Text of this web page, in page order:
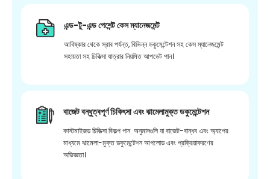
এন্ড-টু-এন্ড পেশেন্ট কেস ম্যানেজমেন্ট
আবিষ্কার থেকে স্রাব পর্যন্ত, বিভিন্ন ডকুমেন্টেশন সহ কেস ম্যানেজমেন্ট
সহায়তা সহ চিকিত্সা যাত্রার নিয়মিত আপডেট পান।
বাজেট বন্ধুত্বপূর্ণ চিকিৎসা এবং ঝামেলামুক্ত ডকুমেন্টেশন
কাস্টমাইজড চিকিত্সা বিকল্প পান. অনুমানগুলি যা বাজেট-বান্ধব এবং অ্যাপের
মাধ্যমে ঝামেলা-মুক্ত ডকুমেন্টেশন আপলোড এবং প্রক্রিয়াকরণের
অভিজ্ঞতা।